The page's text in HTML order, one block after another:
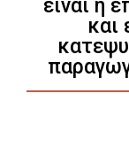
είναι η
και